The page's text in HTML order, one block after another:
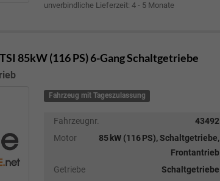
unverbindliche Lieferzeit: 4 - 5 Monate
85kW (116 PS) 6-Gang Schaltgetriebe
Fahrzeug mit Tageszulassung
Fahrzeugnr.
43492
Motor
85 kW (116 PS), Schaltgetriebe,
Frontantrieb
Getriebe
Schaltgetriebe